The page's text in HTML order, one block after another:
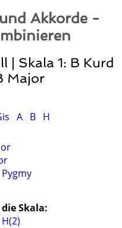
Akkorde -
Skala 1: B Kurd
Major
A B H
Pygmy
Skala:
H(2)